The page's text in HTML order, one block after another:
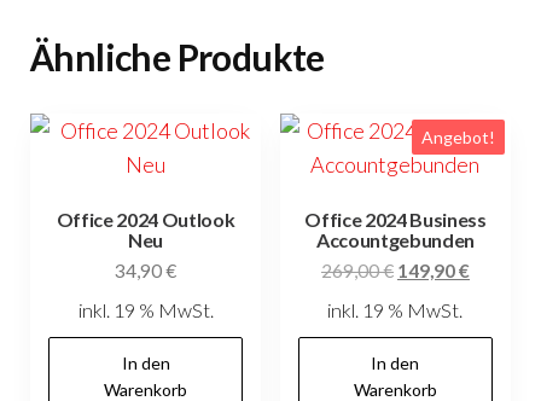
Ähnliche Produkte
Office 2024 Outlook
Neu
34,90€
inkl. 19 % MwSt.
In den
Warenkorb
Angebot!
Office 2024 Business
Accountgebunden
269,00€ Ursprünglicher
269,00 €
149,90€
inkl. 19 % MwSt.
In den
Warenkorb